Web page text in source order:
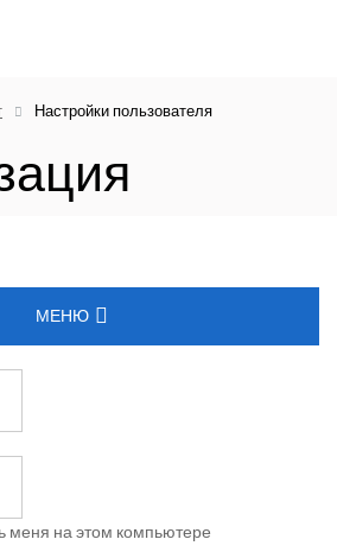
Настройки пользователя
МЕНЮ
меня на этом компьютере